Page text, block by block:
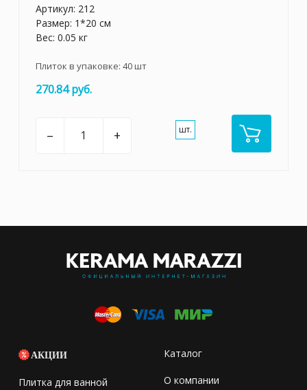
Артикул: 212
Размер: 1*20 см
Вес: 0.05 кг
Плиток в упаковке: 40шт
270.84 руб.
– + шт.
АКЦИИ
Плитка для ванной
Каталог
О компании